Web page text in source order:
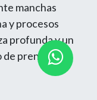
manchas
y procesos
profunda y un
prendas.